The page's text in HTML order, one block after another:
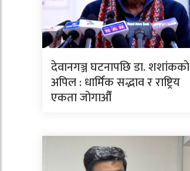
देवानगञ्ज घटनापछि डा. शशांककाे
अपिल : धार्मिक सद्भाव र राष्ट्रिय
एकता जोगाऔँ